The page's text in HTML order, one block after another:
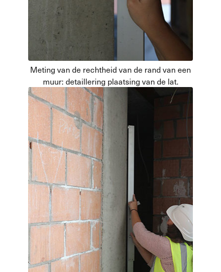
Meting van de rechtheid van de rand van een
muur: detaillering plaatsing van de lat.